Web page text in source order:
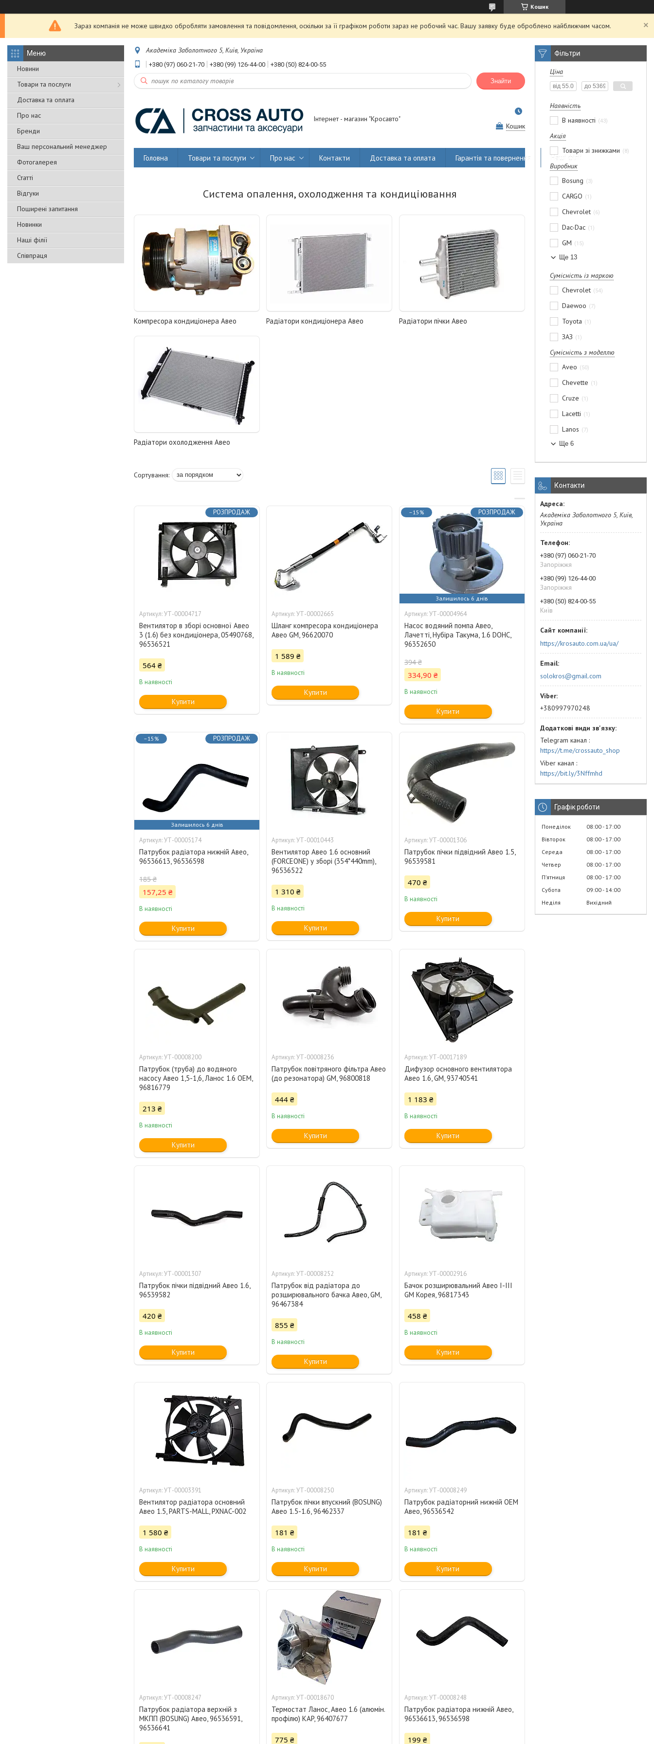
Кошик
Зараз компанія не може швидко обробляти замовлення та повідомлення, оскільки за її графіком роботи зараз не робочий час. Вашу заявку буде оброблено найближчим часом.
Новини
Товари та послуги
Доставка та оплата
Про нас
Бренди
Ваш персональний менеджер
Фотогалерея
Статті
Відгуки
Поширені запитання
Новинки
Наші філії
Співпраця
Академіка Заболотного 5, Київ, Україна
+380 (97) 060-21-70 +380 (99) 126-44-00 +380 (50) 824-00-55
Знайти
Інтернет - магазин "Кросавто"
Кошик
Головна Товари та послуги Про нас Контакти Доставка та оплата Гарантія та повернення Наші філії
Система опалення, охолодження та кондиціювання
Компресора кондиціонера Авео Радіатори кондиціонера Авео Радіатори пічки Авео
Радіатори охолодження Авео
РОЗПРОДАЖ
УТ-00004717
Вентилятор в зборі основної Авео
3 (1.6) без кондиціонера, 05490768,
96536521
564 ₴
В наявності
Купити
УТ-00002665
Шланг компресора кондиціонера
Авео GM, 96620070
1 589 ₴
В наявності
Купити
–15%
Залишилось 6 днів
РОЗПРОДАЖ
УТ-00004964
Насос водяний помпа Авео,
Лачетті, Нубіра Такума, 1.6 DOHC,
96352650
394 ₴
334,90 ₴
В наявності
Купити
–15%
Залишилось 6 днів
РОЗПРОДАЖ
УТ-00005174
Патрубок радіатора нижній Авео,
96536613, 96536598
185 ₴
157,25 ₴
В наявності
Купити
УТ-00010443
Вентилятор Авео 1.6 основний
(FORCEONE) у зборі (354*440mm),
96536522
1 310 ₴
В наявності
Купити
УТ-00001306
Патрубок пічки підвідний Авео 1.5,
96539581
470 ₴
В наявності
Купити
УТ-00008200
Патрубок (труба) до водяного
насосу Авео 1,5-1,6, Ланос 1.6 OEM,
96816779
213 ₴
В наявності
Купити
УТ-00008236
Патрубок повітряного фільтра Авео
(до резонатора) GM, 96800818
444 ₴
В наявності
Купити
УТ-00017189
Дифузор основного вентилятора
Авео 1.6, GM, 93740541
1 183 ₴
В наявності
Купити
УТ-00001307
Патрубок пічки підвідний Авео 1.6,
96539582
420 ₴
В наявності
Купити
УТ-00008252
Патрубок від радіатора до
розширювального бачка Авео, GM,
96467384
855 ₴
В наявності
Купити
УТ-00002916
Бачок розширювальний Авео I-III
GM Корея, 96817343
458 ₴
В наявності
Купити
УТ-00003391
Вентилятор радіатора основний
Авео 1.5, PARTS-MALL, PXNAC-002
1 580 ₴
В наявності
Купити
УТ-00008250
Патрубок пічки впускний (BOSUNG)
Авео 1.5-1.6, 96462337
181 ₴
В наявності
Купити
УТ-00008249
Патрубок радіаторний нижній OEM
Авео, 96536542
181 ₴
В наявності
Купити
УТ-00008247
Патрубок радіатора верхній з
МКПП (BOSUNG) Авео, 96536591,
96536641
УТ-00018670
Термостат Ланос, Авео 1.6 (алюмін.
профілю) KAP, 96407677
775 ₴
УТ-00008248
Патрубок радіатора нижній Авео,
96536613, 96536598
199 ₴
Фільтри
Ціна
Наявність
В наявності
43
Акція
Товари зі знижками
8
Виробник
Bosung
3
CARGO 1
Chevrolet 6
Dac-Dac 1
GM 15
Ще 13
Сумісність із маркою
Chevrolet
54
Daewoo 7
Toyota 1
ЗАЗ 1
Сумісність з моделлю
Aveo
50
Chevette 1
Cruze 1
Lacetti 1
Lanos 7
Ще 6
Контакти
Академіка Заболотного 5, Київ,
Україна
+380 (97) 060-21-70
Запоріжжя
+380 (99) 126-44-00
Запоріжжя
+380 (50) 824-00-55
Київ
https://krosauto.com.ua/ua/
solokros@gmail.com
+380997970248
Telegram канал
https://t.me/crossauto_shop
Viber канал
https://bit.ly/3Nffmhd
Графік роботи
Понеділок 08:00 17:00
Вівторок
08:00 17:00
Середа
08:00 17:00
Четвер
08:00 17:00
Пʼятниця
08:00 17:00
Субота
09:00 14:00
Неділя
Вихідний